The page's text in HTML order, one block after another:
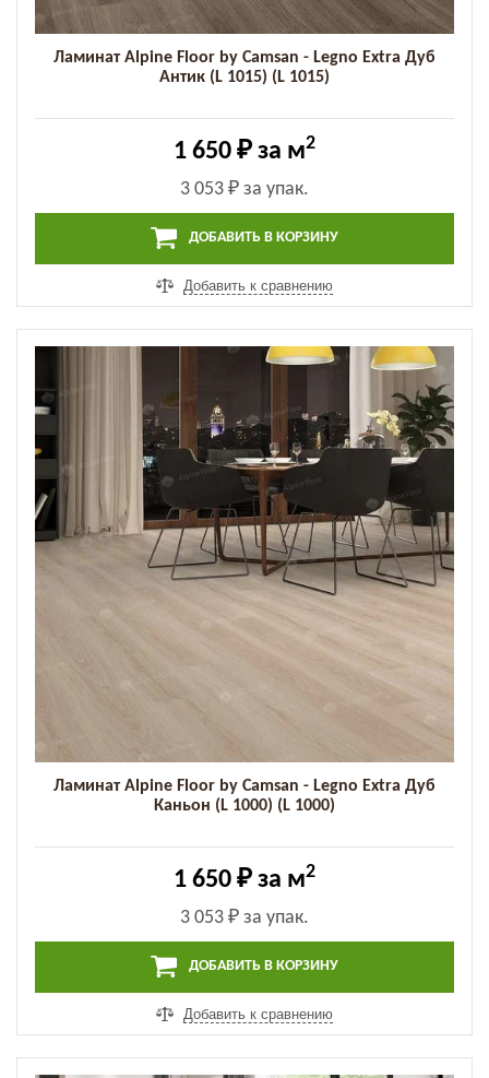
Ламинат Alpine Floor by Camsan - Legno Extra Дуб
Антик (L 1015) (L 1015)
1 650 ₽ за м2
3 053 ₽ за упак.
ДОБАВИТЬ В КОРЗИНУ
Добавить к сравнению
Ламинат Alpine Floor by Camsan - Legno Extra Дуб
Каньон (L 1000) (L 1000)
1 650 ₽ за м2
3 053 ₽ за упак.
ДОБАВИТЬ В КОРЗИНУ
Добавить к сравнению